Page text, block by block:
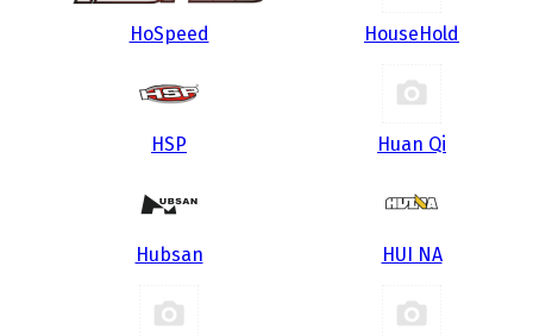
HoSpeed HouseHold
HSP Huan Qi
Hubsan HUI NA